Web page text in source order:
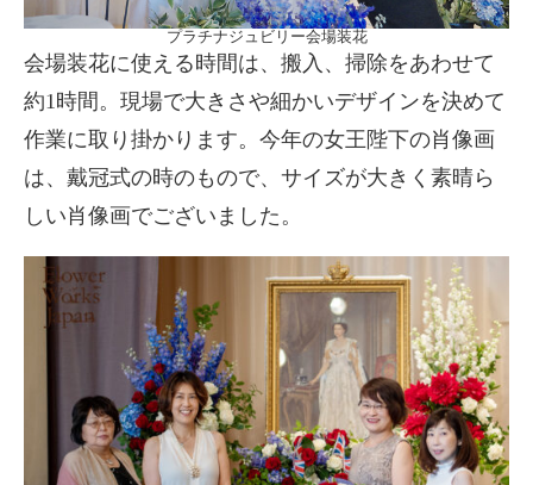
プラチナジュビリー会場装花
会場装花に使える時間は、搬入、掃除をあわせて
約1時間。現場で大きさや細かいデザインを決めて
作業に取り掛かります。今年の女王陛下の肖像画
は、戴冠式の時のもので、サイズが大きく素晴ら
しい肖像画でございました。